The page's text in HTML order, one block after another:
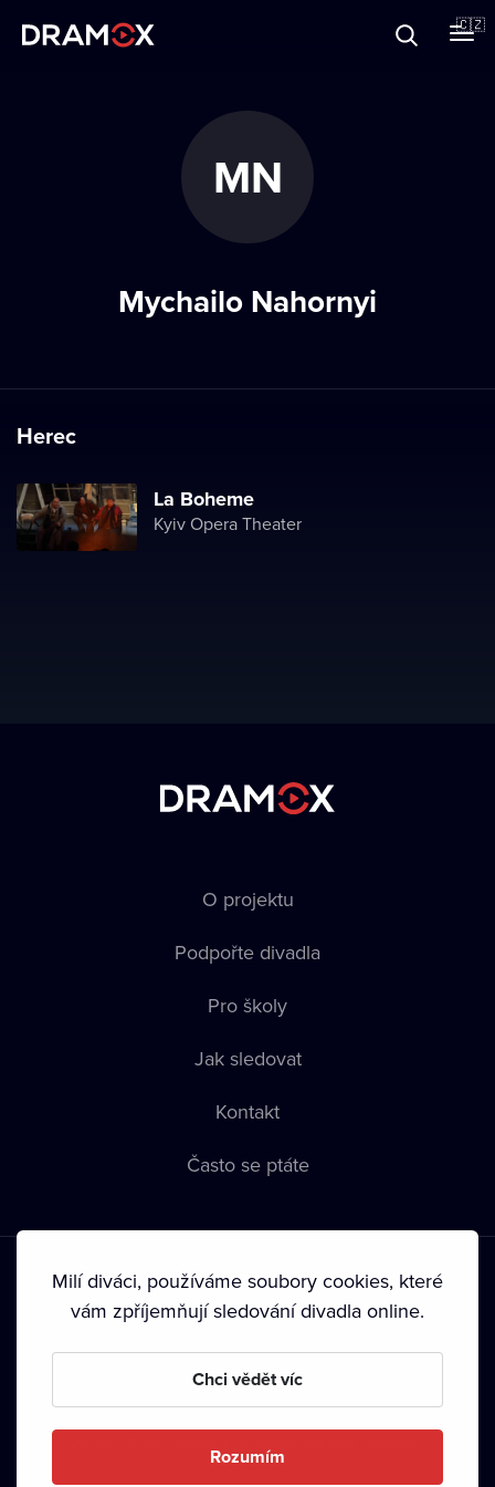
🇨🇿
MN
Mychailo Nahornyi
Herec
La Boheme
Kyiv Opera Theater
O projektu
Podpořte divadla
Pro školy
Jak sledovat
Kontakt
Často se ptáte
Podmínky používání • Ochrana soukromí • Zásady používání
• Autorská práva•
Milí diváci, používáme soubory cookies, které
vám zpříjemňují sledování divadla online.
Chci vědět víc
Rozumím